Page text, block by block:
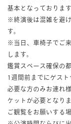
基本となっております
※終演後は混雑を避
す。
※当日、車椅子でご
します。
鑑賞スペース確保の
1週間前までにゲス
必要な方のみお連れ
ケットが必要となり
ご観覧をお願いする